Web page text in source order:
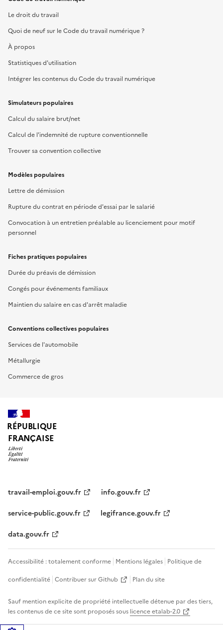
Le droit du travail
Quoi de neuf sur le Code du travail numérique ?
À propos
Statistiques d'utilisation
Intégrer les contenus du Code du travail numérique
Simulateurs populaires
Calcul du salaire brut/net
Calcul de l'indemnité de rupture conventionnelle
Trouver sa convention collective
Modèles populaires
Lettre de démission
Rupture du contrat en période d'essai par le salarié
Convocation à un entretien préalable au licenciement pour motif
personnel
Fiches pratiques populaires
Durée du préavis de démission
Congés pour événements familiaux
Maintien du salaire en cas d'arrêt maladie
Conventions collectives populaires
Services de l'automobile
Métallurgie
Commerce de gros
RÉPUBLIQUE
FRANÇAISE
travail-emploi.gouv.fr
info.gouv.fr
service-public.gouv.fr
legifrance.gouv.fr
data.gouv.fr
Accessibilité : totalement conforme Mentions légales Politique de
confidentialité Contribuer sur Github Plan du site
Sauf mention explicite de propriété intellectuelle détenue par des tiers,
les contenus de ce site sont proposés sous licence etalab-2.0